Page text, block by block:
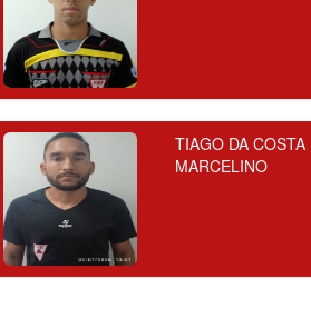
TIAGO DA COSTA
MARCELINO